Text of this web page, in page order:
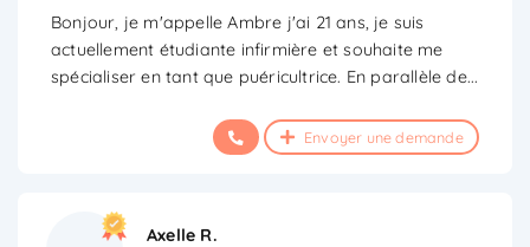
Bonjour, je m'appelle Ambre j'ai 21 ans, je suis
actuellement étudiante infirmière et souhaite me
spécialiser en tant que puéricultrice. En parallèle de...
Envoyer une demande
Axelle R.